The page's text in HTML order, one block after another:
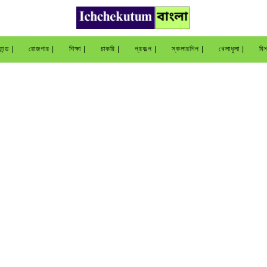
| রোজগার | শিক্ষা | চাকরি | প্রকল্প | স্কলারশিপ | খেলাধুলা |